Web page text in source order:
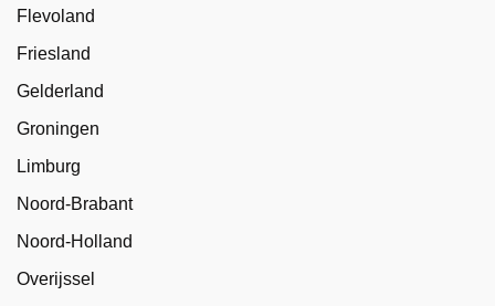
Flevoland
Friesland
Gelderland
Groningen
Limburg
Noord-Brabant
Noord-Holland
Overijssel